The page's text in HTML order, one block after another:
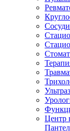
Центр